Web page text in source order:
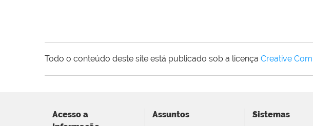
Todo o conteúdo deste site está publicado sob a licença Creative
Acesso a
Assuntos Sistemas